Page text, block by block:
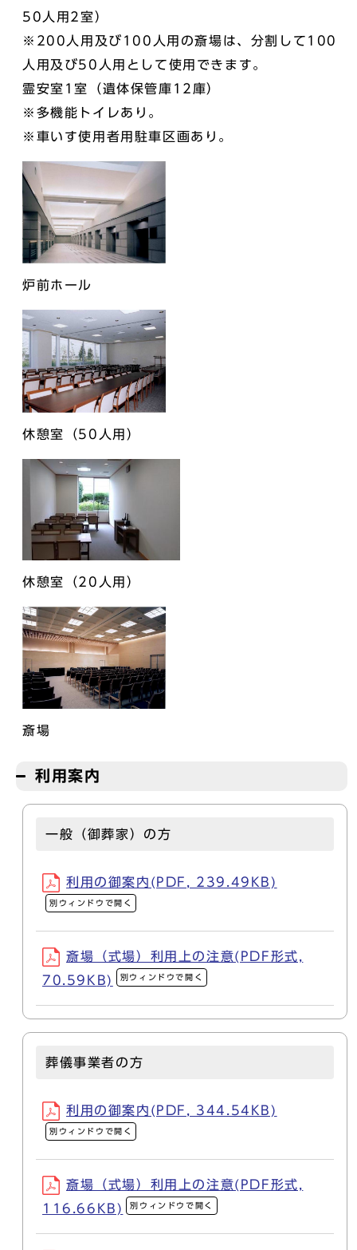
50人用2室）
※200人用及び100人用の斎場は、分割して100
人用及び50人用として使用できます。
霊安室1室（遺体保管庫12庫）
※多機能トイレあり。
※車いす使用者用駐車区画あり。
炉前ホール
休憩室（50人用）
休憩室（20人用）
斎場
利用案内
一般（御葬家）の方
利用の御案内(PDF, 239.49KB)
別ウィンドウで開く
斎場（式場）利用上の注意(PDF形式,
70.59KB)
別ウィンドウで開く
葬儀事業者の方
利用の御案内(PDF, 344.54KB)
別ウィンドウで開く
斎場（式場）利用上の注意(PDF形式,
116.66KB)
別ウィンドウで開く